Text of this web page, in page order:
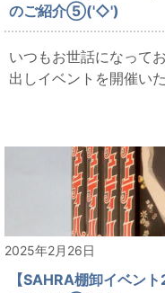
のご紹介⑤('◇')ゞ
いつもお世話になって
出しイベントを開催い
2025年2月26日
【SAHRA棚卸イベン